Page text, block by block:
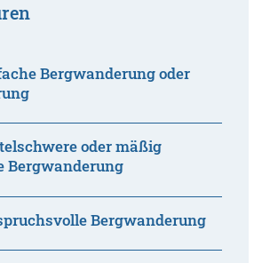
Bergwanderung oder
oder mäßig
Bergwanderung
Bergwanderung